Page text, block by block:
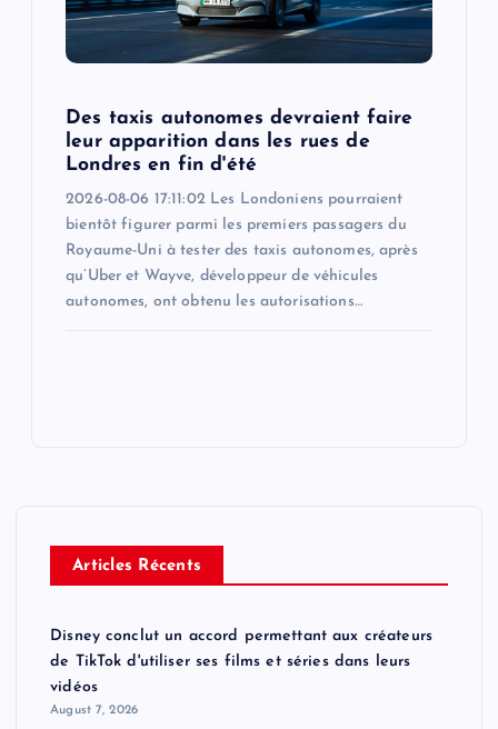
Des taxis autonomes devraient faire
leur apparition dans les rues de
Londres en fin d'été
2026-08-06 17:11:02 Les Londoniens pourraient
bientôt figurer parmi les premiers passagers du
Royaume-Uni à tester des taxis autonomes, après
qu’Uber et Wayve, développeur de véhicules
autonomes, ont obtenu les autorisations…
Articles Récents
Disney conclut un accord permettant aux créateurs
de TikTok d'utiliser ses films et séries dans leurs
vidéos
August 7, 2026